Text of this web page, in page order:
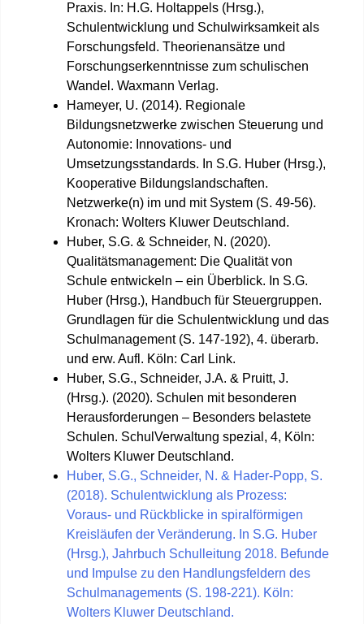
Praxis. In: H.G. Holtappels (Hrsg.),
Schulentwicklung und Schulwirksamkeit als
Forschungsfeld. Theorienansätze und
Forschungserkenntnisse zum schulischen
Wandel. Waxmann Verlag.
Hameyer, U. (2014). Regionale
Bildungsnetzwerke zwischen Steuerung und
Autonomie: Innovations- und
Umsetzungsstandards. In S.G. Huber (Hrsg.),
Kooperative Bildungslandschaften.
Netzwerke(n) im und mit System (S. 49-56).
Kronach: Wolters Kluwer Deutschland.
Huber, S.G. & Schneider, N. (2020).
Qualitätsmanagement: Die Qualität von
Schule entwickeln – ein Überblick. In S.G.
Huber (Hrsg.), Handbuch für Steuergruppen.
Grundlagen für die Schulentwicklung und das
Schulmanagement (S. 147-192), 4. überarb.
und erw. Aufl. Köln: Carl Link.
Huber, S.G., Schneider, J.A. & Pruitt, J.
(Hrsg.). (2020). Schulen mit besonderen
Herausforderungen – Besonders belastete
Schulen. SchulVerwaltung spezial, 4, Köln:
Wolters Kluwer Deutschland.
Huber, S.G., Schneider, N. & Hader-Popp, S.
(2018). Schulentwicklung als Prozess:
Voraus- und Rückblicke in spiralförmigen
Kreisläufen der Veränderung. In S.G. Huber
(Hrsg.), Jahrbuch Schulleitung 2018. Befunde
und Impulse zu den Handlungsfeldern des
Schulmanagements (S. 198-221). Köln:
Wolters Kluwer Deutschland.